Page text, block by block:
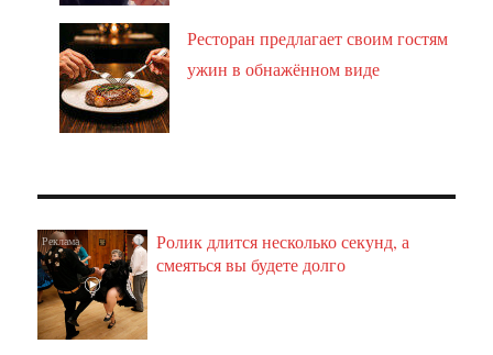
Ресторан предлагает своим гостям
ужин в обнажённом виде
i
Ролик длится несколько секунд, а
смеяться вы будете долго